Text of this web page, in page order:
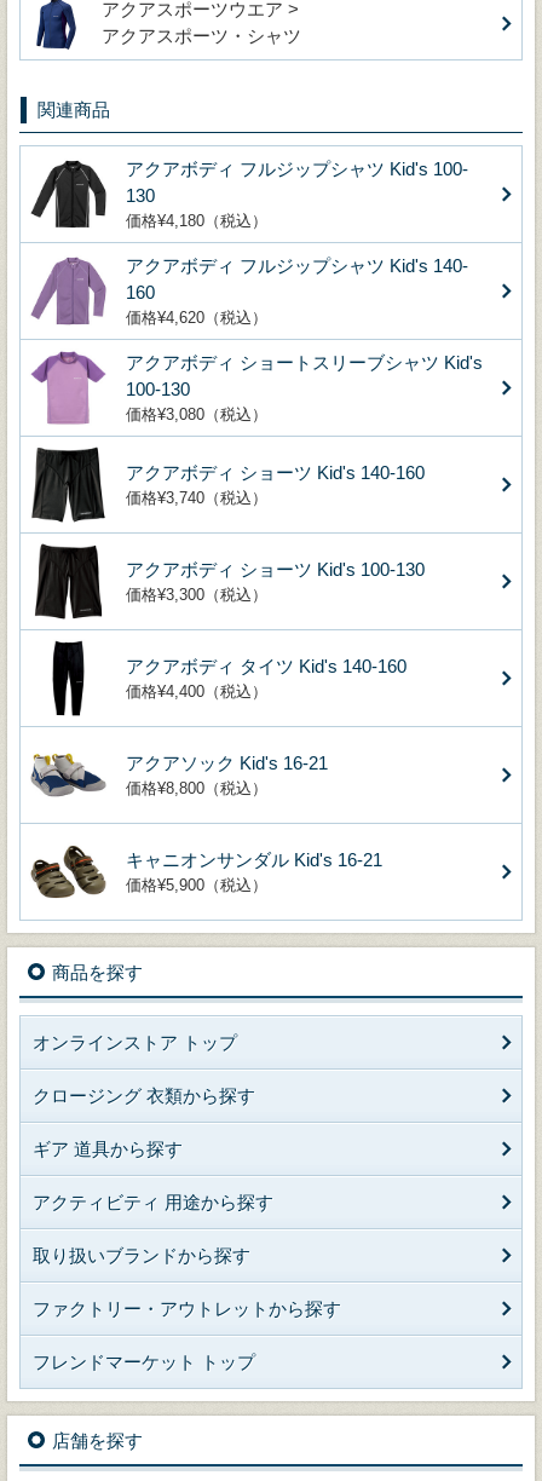
アクアスポーツウエア >
アクアスポーツ・シャツ
関連商品
アクアボディ フルジップシャツ Kid's 100-
130
価格¥4,180（税込）
アクアボディ フルジップシャツ Kid's 140-
160
価格¥4,620（税込）
アクアボディ ショートスリーブシャツ Kid's
100-130
価格¥3,080（税込）
アクアボディ ショーツ Kid's 140-160
価格¥3,740（税込）
アクアボディ ショーツ Kid's 100-130
価格¥3,300（税込）
アクアボディ タイツ Kid's 140-160
価格¥4,400（税込）
アクアソック Kid's 16-21
価格¥8,800（税込）
キャニオンサンダル Kid's 16-21
価格¥5,900（税込）
商品を探す
オンラインストア トップ
クロージング 衣類から探す
ギア 道具から探す
アクティビティ 用途から探す
取り扱いブランドから探す
ファクトリー・アウトレットから探す
フレンドマーケット トップ
店舗を探す